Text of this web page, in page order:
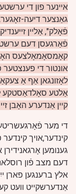
איינער פון די
גאַנצער דיעה-
פֿאָלק", אַליין
פֿאַרגעסן דעם
קאָמסאָמאָלצעס
אונטור די פענצטער
לאָזונגאן אַף אַ
אַלטע סאָלדאַסטקע
קיין אַנדערע האָבן
די מער
קינדער,אויך
גענומען
דעם מצב פֿון
אלץ ברענגען פארן
אַנדערשקייט וועט